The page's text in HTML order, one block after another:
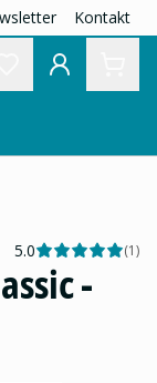
Kontakt
5.0 (1)
-